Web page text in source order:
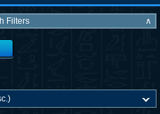
Filters ∧